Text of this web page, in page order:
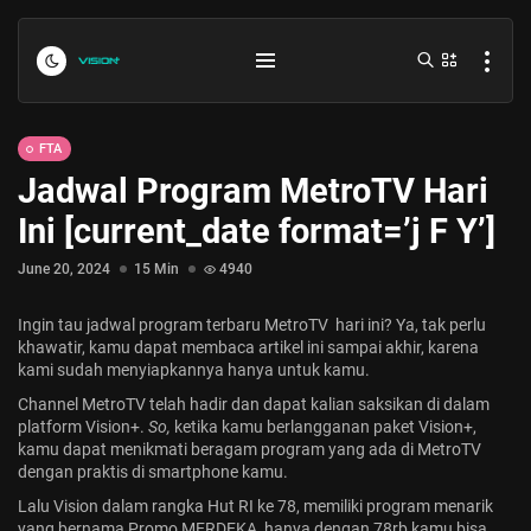
Indonesia vs Kamboja Hari Ini...
July 27, 2026 4 Min
Formula 1 Hungarian Grand Prix...
July 23, 2026 4 Min
FTA
Jadwal Program MetroTV Hari
Ini [current_date format=’j F Y’]
June 20, 2024 15 Min 4940
Ingin tau jadwal program terbaru MetroTV hari ini? Ya, tak perlu
khawatir, kamu dapat membaca artikel ini sampai akhir, karena
kami sudah menyiapkannya hanya untuk kamu.
Channel MetroTVtelah hadir dan dapat kalian saksikan di dalam
platform Vision+. So, ketika kamu berlangganan paket Vision+,
kamu dapat menikmati beragam program yang ada di MetroTV
dengan praktis di smartphone kamu.
Lalu Vision dalam rangka Hut RI ke 78, memiliki program menarik